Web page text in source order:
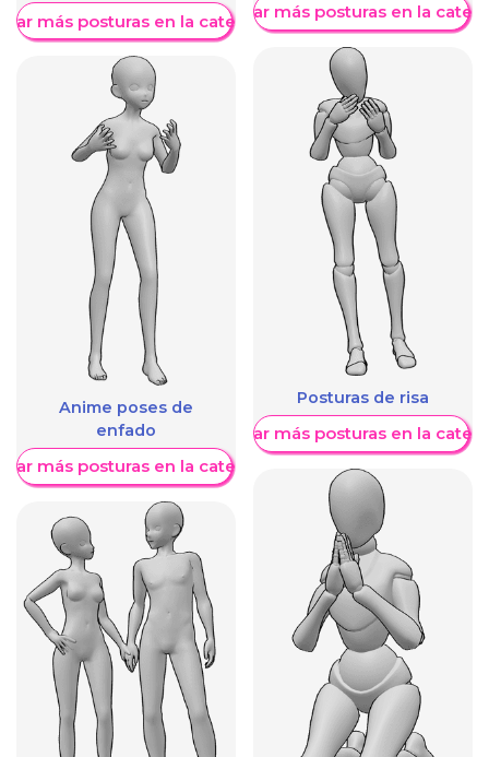
más posturas en la categoría
Anime poses de
enfado
más posturas en la categoría
Mostrar más posturas en la
Posturas de risa
Mostrar más posturas en la